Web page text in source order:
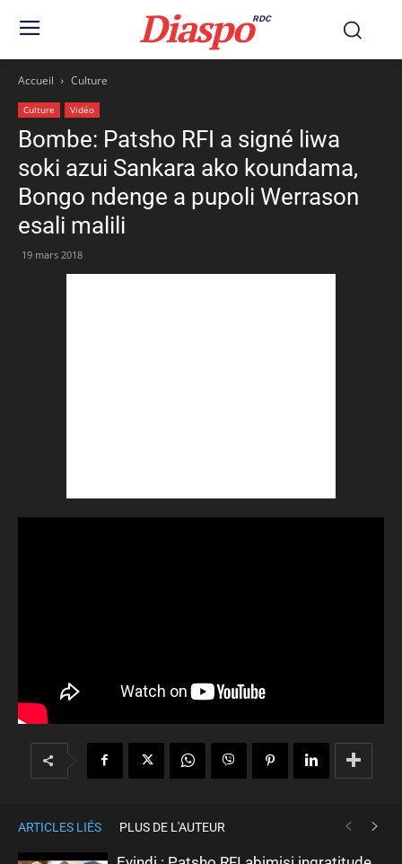
DiaspoRDC
Accueil Culture
Culture Vidéo
Bombe: Patsho RFI a signé liwa
soki azui Sankara ako koundama,
Bongo ndenge a pupoli Werrason
esali malili
19 mars 2018
ARTICLES LIÉS PLUS DE L'AUTEUR